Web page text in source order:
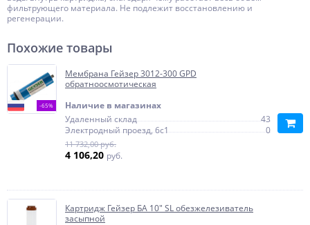
фильтрующего материала. Не подлежит восстановлению и
регенерации.
Похожие товары
-65%
Мембрана Гейзер 3012-300 GPD
обратноосмотическая
Наличие в магазинах
Удаленный склад
43
Электродный проезд, 6с1
0
11 732,00 руб.
4 106,20 руб.
Картридж Гейзер БА 10" SL обезжелезиватель
засыпной